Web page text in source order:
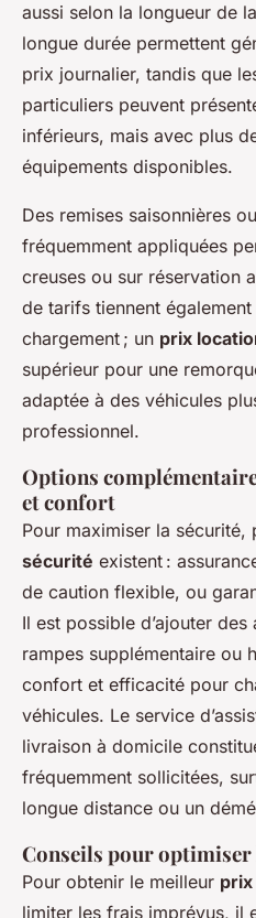
aussi selon la longueur de
longue durée permettent
prix journalier, tandis que
particuliers peuvent
inférieurs, mais avec plus
équipements disponibles.
Des remises saisonnières
fréquemment appliquées
creuses ou sur réservation
de tarifs tiennent
chargement ; un prix
supérieur pour une
adaptée à des véhicules
professionnel.
Options
et confort
Pour maximiser la sécurité,
sécurité existent :
de caution flexible, ou
Il est possible d’ajouter
rampes supplémentaire ou
confort et efficacité pour
véhicules. Le service
livraison à domicile
fréquemment sollicitées,
longue distance ou un
Conseils pour optimiser
Pour obtenir le meilleur
limiter les frais imprévus, il